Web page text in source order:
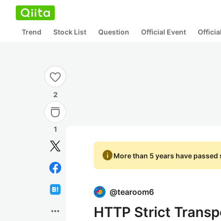
Trend Stock List Question Official Event
2
1
more_horiz
infoMore than 5 years have passed
@tearoom6
HTTP Strict